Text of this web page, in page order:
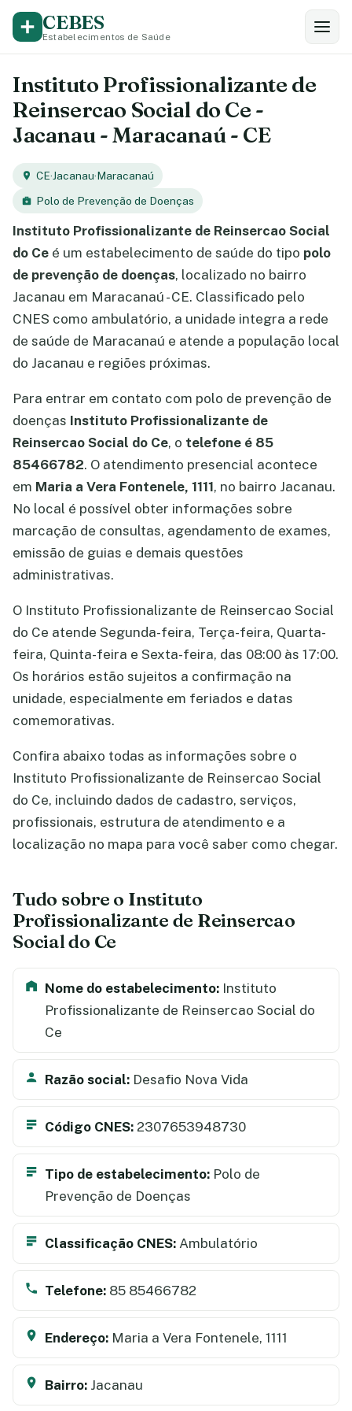
CEBES
Estabelecimentos de Saúde
Instituto Profissionalizante de
Reinsercao Social do Ce -
Jacanau - Maracanaú - CE
CE·Jacanau·Maracanaú
Polo de Prevenção de Doenças
Instituto Profissionalizante de Reinsercao Social
do Ce é um estabelecimento de saúde do tipo polo
de prevenção de doenças, localizado no bairro
Jacanau em Maracanaú - CE. Classificado pelo
CNES como ambulatório, a unidade integra a rede
de saúde de Maracanaú e atende a população local
do Jacanau e regiões próximas.
Para entrar em contato com polo de prevenção de
doenças Instituto Profissionalizante de
Reinsercao Social do Ce, o telefone é 85
85466782. O atendimento presencial acontece
em Maria a Vera Fontenele, 1111, no bairro Jacanau.
No local é possível obter informações sobre
marcação de consultas, agendamento de exames,
emissão de guias e demais questões
administrativas.
O Instituto Profissionalizante de Reinsercao Social
do Ce atende Segunda-feira, Terça-feira, Quarta-
feira, Quinta-feira e Sexta-feira, das 08:00 às 17:00.
Os horários estão sujeitos a confirmação na
unidade, especialmente em feriados e datas
comemorativas.
Confira abaixo todas as informações sobre o
Instituto Profissionalizante de Reinsercao Social
do Ce, incluindo dados de cadastro, serviços,
profissionais, estrutura de atendimento e a
localização no mapa para você saber como chegar.
Tudo sobre o Instituto
Profissionalizante de Reinsercao
Social do Ce
Nome do estabelecimento: Instituto
Profissionalizante de Reinsercao Social do
Ce
Razão social: Desafio Nova Vida
Código CNES: 2307653948730
Tipo de estabelecimento: Polo de
Prevenção de Doenças
Classificação CNES: Ambulatório
Telefone: 85 85466782
Endereço: Maria a Vera Fontenele, 1111
Bairro: Jacanau